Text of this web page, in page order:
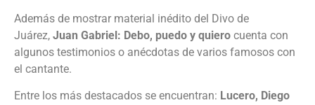
Además de mostrar material inédito del Divo de
Juárez, Juan Gabriel: Debo, puedo y quiero cuenta con
algunos testimonios o anécdotas de varios famosos con
el cantante.
Entre los más destacados se encuentran: Lucero, Diego